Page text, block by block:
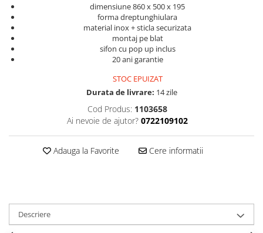
dimensiune 860 x 500 x 195
forma dreptunghiulara
material inox + sticla securizata
montaj pe blat
sifon cu pop up inclus
20 ani garantie
STOC EPUIZAT
Durata de livrare: 14 zile
Cod Produs: 1103658
Ai nevoie de ajutor? 0722109102
Adauga la Favorite Cere informatii
Descriere